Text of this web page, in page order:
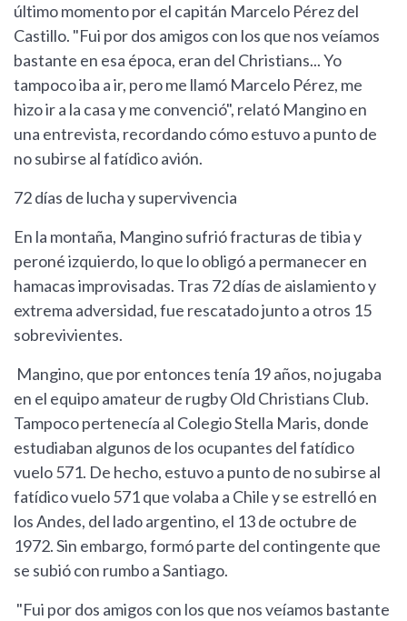
último momento por el capitán Marcelo Pérez del
Castillo. "Fui por dos amigos con los que nos veíamos
bastante en esa época, eran del Christians... Yo
tampoco iba a ir, pero me llamó Marcelo Pérez, me
hizo ir a la casa y me convenció", relató Mangino en
una entrevista, recordando cómo estuvo a punto de
no subirse al fatídico avión.
72 días de lucha y supervivencia
En la montaña, Mangino sufrió fracturas de tibia y
peroné izquierdo, lo que lo obligó a permanecer en
hamacas improvisadas. Tras 72 días de aislamiento y
extrema adversidad, fue rescatado junto a otros 15
sobrevivientes.
Mangino, que por entonces tenía 19 años, no jugaba
en el equipo amateur de rugby Old Christians Club.
Tampoco pertenecía al Colegio Stella Maris, donde
estudiaban algunos de los ocupantes del fatídico
vuelo 571. De hecho, estuvo a punto de no subirse al
fatídico vuelo 571 que volaba a Chile y se estrelló en
los Andes, del lado argentino, el 13 de octubre de
1972. Sin embargo, formó parte del contingente que
se subió con rumbo a Santiago.
"Fui por dos amigos con los que nos veíamos bastante